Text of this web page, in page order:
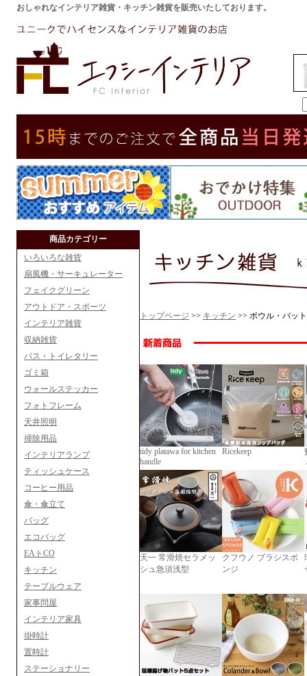
おしゃれなインテリア雑貨・キッチン雑貨を販売いたしております。
商品カテゴリー
いろいろな雑貨
扇風機・サーキュレーター
フェイクグリーン
アウトドア・スポーツ
インテリア雑貨
収納雑貨
バス・トイレタリー
ゴミ箱
ウォールステッカー
フォトフレーム
天井照明
掃除用品
インテリアランプ
ティッシュケース
コーヒー用品
傘・傘立て
バッグ
エコバッグ
EAトCO
キッチン
テーブルウェア
家事問屋
インテリア家具
掛時計
置時計
ステーショナリー
トップページ >> キッチン >> ボウル・バット
tidy platawa for kitchen
handle
Ricekeep
天一 常滑焼セラメッ
シュ急須浅型
クフウノ ブラシスポ
ンジ